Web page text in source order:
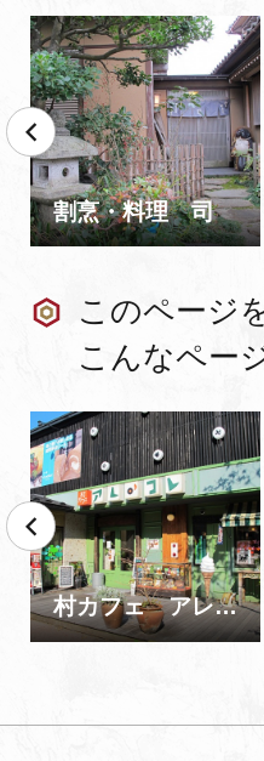
割烹・料理 司
このページ
こんなペー
村カフェ アレ・コレ